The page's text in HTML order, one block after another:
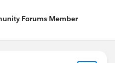
Forums Member